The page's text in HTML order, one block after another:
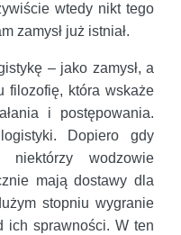
wtedy nikt tego
zamysł już istniał.
– jako zamysł, a
filozofię, która wskaże
i postępowania.
Dopiero gdy
niektórzy wodzowie
mają dostawy dla
stopniu wygranie
ich sprawności. W ten